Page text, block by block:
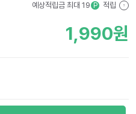
예상적립금 최대 19 P 적립 ?
1,990원